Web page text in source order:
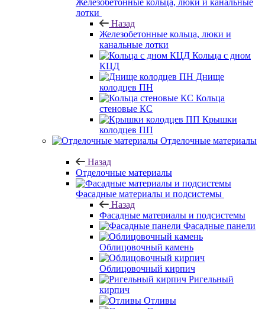
Железобетонные кольца, люки и канальные
лотки
Назад
Железобетонные кольца, люки и
канальные лотки
Кольца с дном
КЦД
Днище
колодцев ПН
Кольца
стеновые КС
Крышки
колодцев ПП
Отделочные материалы
Назад
Отделочные материалы
Фасадные материалы и подсистемы
Назад
Фасадные материалы и подсистемы
Фасадные панели
Облицовочный камень
Облицовочный кирпич
Ригельный
кирпич
Отливы